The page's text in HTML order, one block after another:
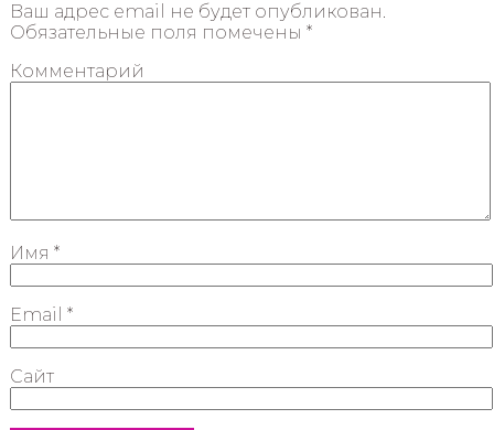
Ваш адрес email не будет опубликован.
Обязательные поля помечены *
Комментарий
Имя *
Email *
Сайт